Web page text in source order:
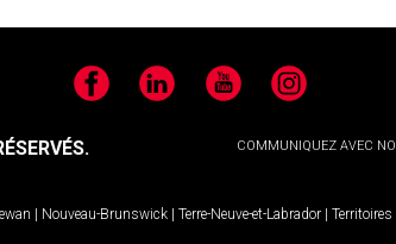
FacebookLinkedIn YouTubeInstagram
COMMUNIQUEZ AVEC
| Nouveau-Brunswick | Terre-Neuve-et-Labrador |